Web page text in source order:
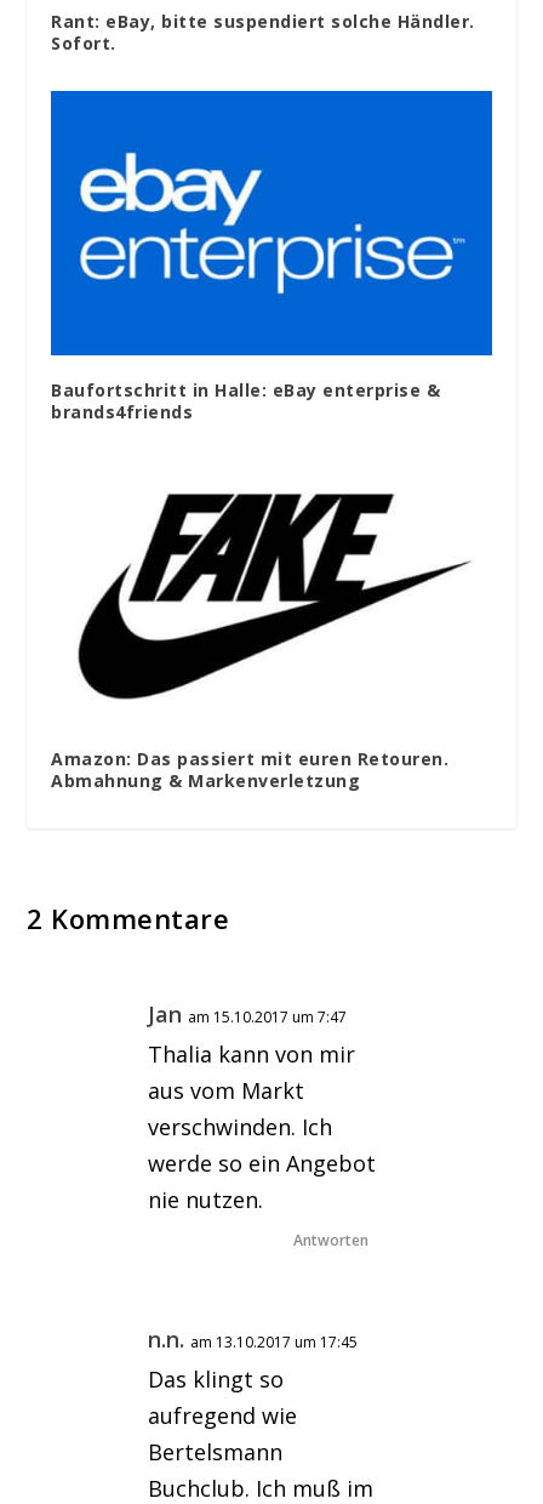
Rant: eBay, bitte suspendiert solche Händler.
Sofort.
Baufortschritt in Halle: eBay enterprise &
brands4friends
Amazon: Das passiert mit euren Retouren.
Abmahnung & Markenverletzung
2 Kommentare
Jan am 15.10.2017 um 7:47
Thalia kann von mir
aus vom Markt
verschwinden. Ich
werde so ein Angebot
nie nutzen.
Antworten
n.n. am 13.10.2017 um 17:45
Das klingt so
aufregend wie
Bertelsmann
Buchclub. Ich muß im